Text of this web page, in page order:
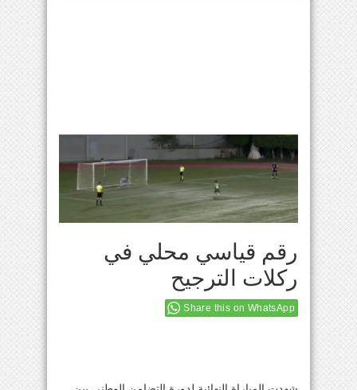
رقم قياسي محلي في
ركلات الترجيح
Share this on WhatsApp